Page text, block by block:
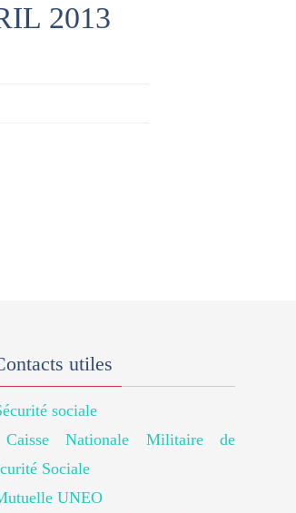
2013
utiles
sociale
Caisse Nationale Militaire de
Sociale
UNEO